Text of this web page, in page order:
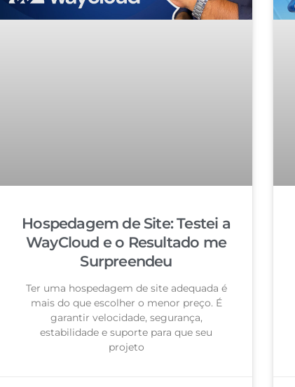
Hospedagem de Site: Testei a
WayCloud e o Resultado me
Surpreendeu
Ter uma hospedagem de site adequada é
mais do que escolher o menor preço. É
garantir velocidade, segurança,
estabilidade e suporte para que seu
projeto